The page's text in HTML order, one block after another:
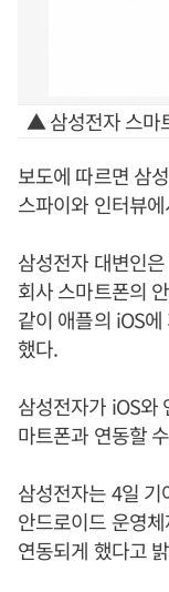
▲ 삼성전자 스마
보도에 따르면 삼
스파이와 인터뷰
삼성전자 대변인
회사 스마트폰의
같이 애플의 iOS
했다.
삼성전자가 iOS와
마트폰과 연동할
삼성전자는 4일 기
안드로이드 운영
연동되게 했다고